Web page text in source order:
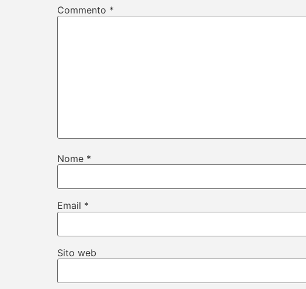
Commento *
Nome *
Email *
Sito web